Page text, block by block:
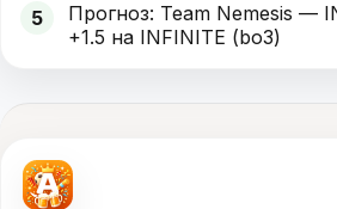
5
Прогноз: Team Nemesis —
+1.5 на INFINITE (bo3)